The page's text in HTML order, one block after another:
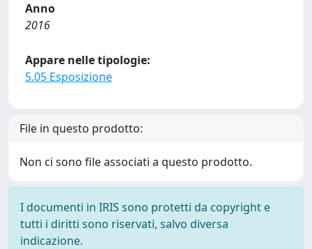
Anno
2016
Appare nelle tipologie:
5.05 Esposizione
File in questo prodotto:
Non ci sono file associati a questo prodotto.
I documenti in IRIS sono protetti da copyright e
tutti i diritti sono riservati, salvo diversa
indicazione.